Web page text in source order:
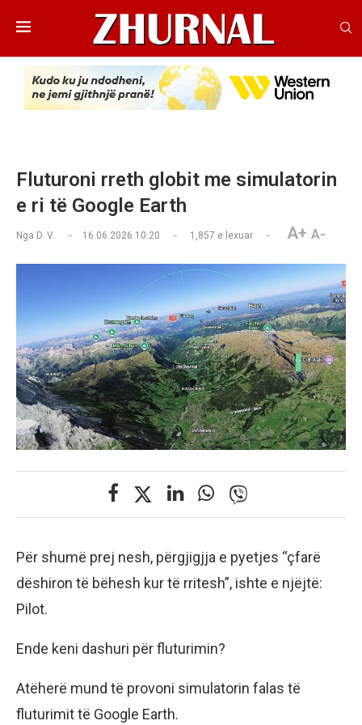
Fluturoni rreth globit me simulatorin
e ri të Google Earth
Nga D. V. 16.06.2026 10:20 1,857 e lexuar A+ A-
Për shumë prej nesh, përgjigjja e pyetjes “çfarë
dëshiron të bëhesh kur të rritesh”, ishte e njëjtë:
Pilot.
Ende keni dashuri për fluturimin?
Atëherë mund të provoni simulatorin falas të
fluturimit të Google Earth.